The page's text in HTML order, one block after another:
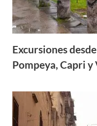
Excursiones
Pompeya, Capri y